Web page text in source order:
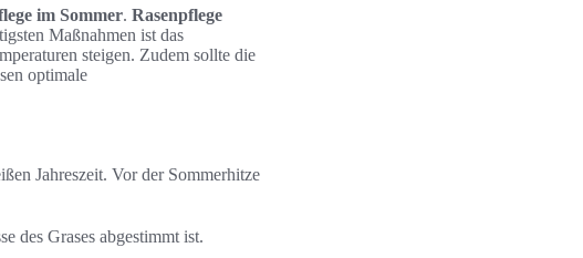
im Sommer. Rasenpflege
Maßnahmen ist das
steigen. Zudem sollte die
optimale
Jahreszeit. Vor der Sommerhitze
des Grases abgestimmt ist.